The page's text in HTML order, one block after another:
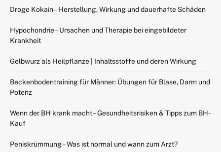
Droge Kokain – Herstellung, Wirkung und dauerhafte Schäden
Hypochondrie – Ursachen und Therapie bei eingebildeter
Krankheit
Gelbwurz als Heilpflanze | Inhaltsstoffe und deren Wirkung
Beckenbodentraining für Männer: Übungen für Blase, Darm und
Potenz
Wenn der BH krank macht – Gesundheitsrisiken & Tipps zum BH-
Kauf
Peniskrümmung – Was ist normal und wann zum Arzt?